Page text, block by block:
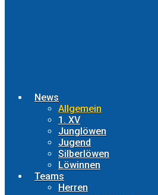
News
Allgemein
1. XV
Junglöwen
Jugend
Silberlöwen
Löwinnen
Teams
Herren